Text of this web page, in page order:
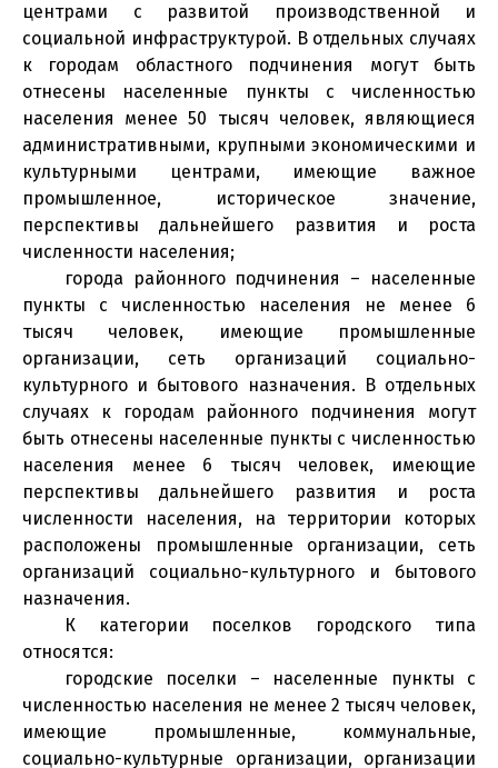
центрами с развитой производственной и
социальной инфраструктурой. В отдельных случаях
к городам областного подчинения могут быть
отнесены населенные пункты с численностью
населения менее 50 тысяч человек, являющиеся
административными, крупными экономическими и
культурными центрами, имеющие важное
промышленное, историческое значение,
перспективы дальнейшего развития и роста
численности населения;
города районного подчинения – населенные
пункты с численностью населения не менее 6
тысяч человек, имеющие промышленные
организации, сеть организаций социально-
культурного и бытового назначения. В отдельных
случаях к городам районного подчинения могут
быть отнесены населенные пункты с численностью
населения менее 6 тысяч человек, имеющие
перспективы дальнейшего развития и роста
численности населения, на территории которых
расположены промышленные организации, сеть
организаций социально-культурного и бытового
назначения.
К категории поселков городского типа
относятся:
городские поселки – населенные пункты с
численностью населения не менее 2 тысяч человек,
имеющие промышленные, коммунальные,
социально-культурные организации, организации